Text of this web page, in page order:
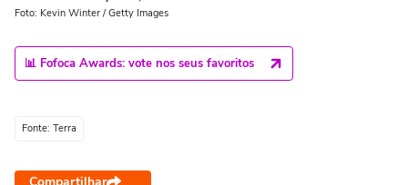
Foto: Kevin Winter / Getty Images
📊 Fofoca Awards: vote nos seus favoritos
Fonte: Terra